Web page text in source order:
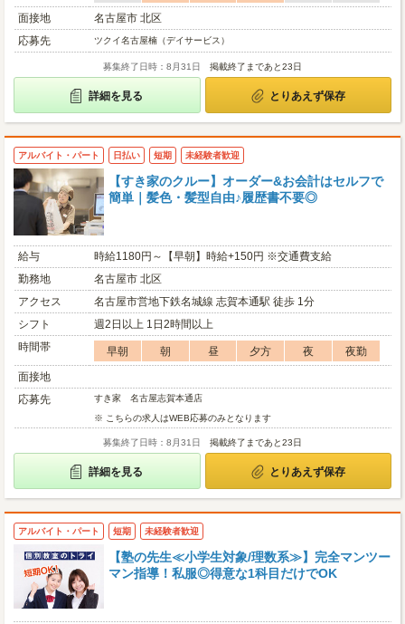
面接地
名古屋市 北区
応募先
ツクイ名古屋楠（デイサービス）
募集終了日時：8月31日 掲載終了まであと23日
詳細を見る とりあえず保存
アルバイト・パート 日払い 短期 未経験者歓迎
【すき家のクルー】オーダー&お会計はセルフで
簡単｜髪色・髪型自由♪履歴書不要◎
給与
時給1180円～【早朝】時給+150円 ※交通費支給
勤務地
名古屋市 北区
アクセス
名古屋市営地下鉄名城線 志賀本通駅 徒歩 1分
シフト
週2日以上 1日2時間以上
時間帯
早朝 朝 昼 夕方 夜
夜勤
面接地
応募先
すき家 名古屋志賀本通店
※ こちらの求人はWEB応募のみとなります
募集終了日時：8月31日 掲載終了まであと23日
詳細を見る とりあえず保存
アルバイト・パート 短期 未経験者歓迎
【塾の先生≪小学生対象/理数系≫】完全マンツー
マン指導！私服◎得意な1科目だけでOK